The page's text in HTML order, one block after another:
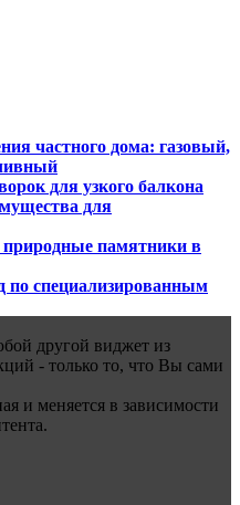
частного дома: газовый,
для узкого балкона
для
памятники в
по специализированным
другой виджет из
- только то, что Вы сами
и меняется в зависимости